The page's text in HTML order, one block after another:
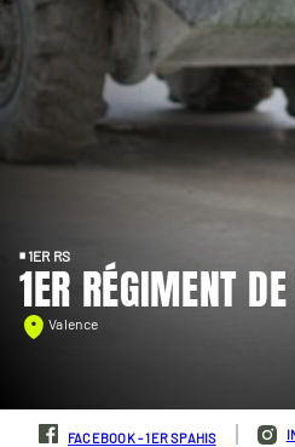
1ER RS
1ER RÉGIMENT
Valence
FACEBOOK - 1ER SPAHIS